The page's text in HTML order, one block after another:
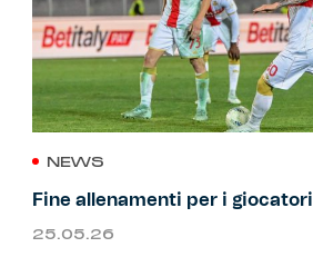
NEWS
Fine allenamenti per i giocatori
25.05.26